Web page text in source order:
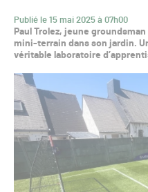
Publié le 15 mai 2025 à 07h00
Paul Trolez, jeune
mini-terrain dans son jardin.
véritable laboratoire